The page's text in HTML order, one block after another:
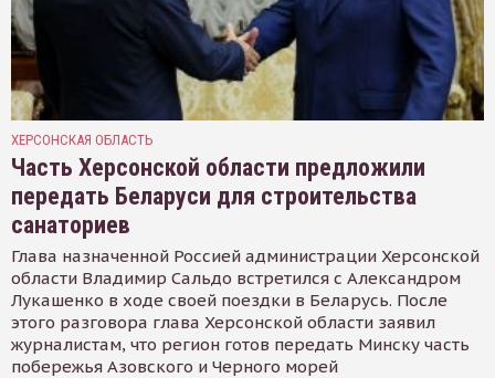
ХЕРСОНСКАЯ ОБЛАСТЬ
Часть Херсонской области предложили
передать Беларуси для строительства
санаториев
Глава назначенной Россией администрации Херсонской
области Владимир Сальдо встретился с Александром
Лукашенко в ходе своей поездки в Беларусь. После
этого разговора глава Херсонской области заявил
журналистам, что регион готов передать Минску часть
побережья Азовского и Черного морей